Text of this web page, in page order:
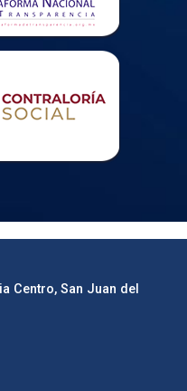
Centro, San Juan del